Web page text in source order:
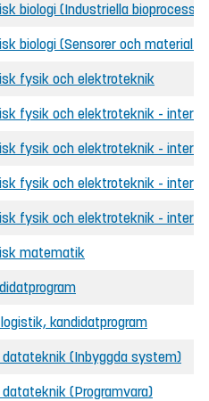
biologi (Industriella
biologi (Sensorer och material i
fysik och elektroteknik
fysik och elektroteknik -
fysik och elektroteknik -
fysik och elektroteknik -
fysik och elektroteknik -
matematik
kandidatprogram
datateknik (Inbyggda system)
datateknik (Programvara)